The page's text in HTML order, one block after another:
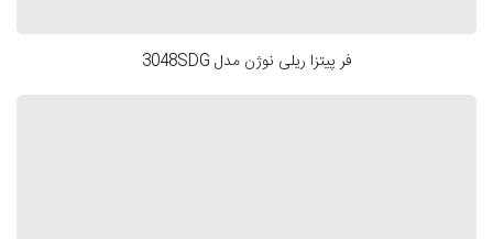
فر پیتزا ریلی نوژن مدل 3048SDG